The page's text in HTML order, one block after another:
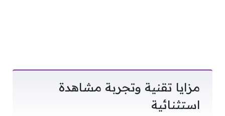
مزايا تقنية وتجربة مشاهدة
استثنائية